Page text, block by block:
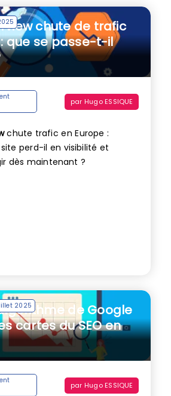
chute de trafic
que se passe-t-il
par Hugo ESSIQUE
chute trafic en Europe :
perd-il en visibilité et
dès maintenant ?
2025
de Google
cartes du SEO en
par Hugo ESSIQUE